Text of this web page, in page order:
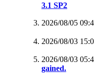
3.1 SP2
2026/08/05
2026/08/03
2026/08/03
gained.